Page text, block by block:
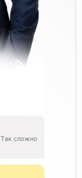
Так сложно